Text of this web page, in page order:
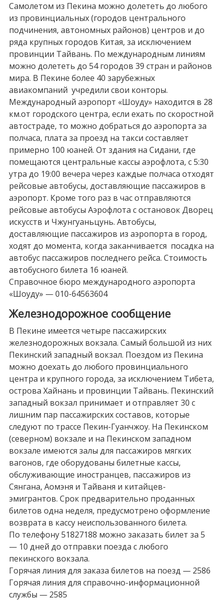
Самолетом из Пекина можно долететь до любого
из провинциальных (городов центрального
подчинения, автономных районов) центров и до
ряда крупных городов Китая, за исключением
провинции Тайвань. По международным линиям
можно долететь до 54 городов 39 стран и районов
мира. В Пекине более 40 зарубежных
авиакомпаний учредили свои конторы.
Международный аэропорт «Шоуду» находится в 28
км.от городского центра, если ехать по скоростной
автостраде, то можно добраться до аэропорта за
полчаса, плата за проезд на такси составляет
примерно 100 юаней. От здания на Сидани, где
помещаются центральные кассы аэрофлота, с 5:30
утра до 19:00 вечера через каждые полчаса отходят
рейсовые автобусы, доставляющие пассажиров в
аэропорт. Кроме того раз в час отправляются
рейсовые автобусы Аэрофлота с остановок Дворец
искусств и Чжунгуаньцунь. Автобусы,
доставляющие пассажиров из аэропорта в город,
ходят до момента, когда заканчивается посадка на
автобус пассажиров последнего рейса. Стоимость
автобусного билета 16 юаней.
Справочное бюро международного аэропорта
«Шоуду» — 010-64563604
Железнодорожное сообщение
В Пекине имеется четыре пассажирских
железнодорожных вокзала. Самый большой из них
Пекинский западный вокзал. Поездом из Пекина
можно доехать до любого провинциального
центра и крупного города, за исключением Тибета,
острова Хайнань и провинции Тайвань. Пекинский
западный вокзал принимает и отправляет 30 с
лишним пар пассажирских составов, которые
следуют по трассе Пекин-Гуанчжоу. На Пекинском
(северном) вокзале и на Пекинском западном
вокзале имеются залы для пассажиров мягких
вагонов, где оборудованы билетные кассы,
обслуживающие иностранцев, пассажиров из
Сянгана, Аомэня и Тайваня и китайцев-
эмигрантов. Срок предварительно проданных
билетов одна неделя, предусмотрено оформление
возврата в кассу неиспользованного билета.
По телефону 51827188 можно заказать билет за 5
— 10 дней до отправки поезда с любого
пекинского вокзала.
Горячая линия для заказа билетов на поезд — 2586
Горячая линия для справочно-информационной
службы — 2585